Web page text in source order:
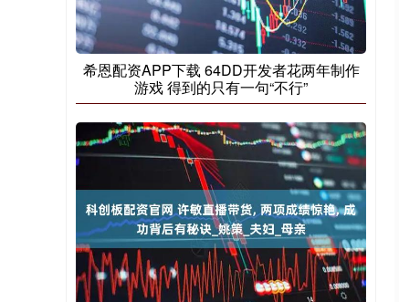
希恩配资APP下载 64DD开发者花两年制作
游戏 得到的只有一句“不行”